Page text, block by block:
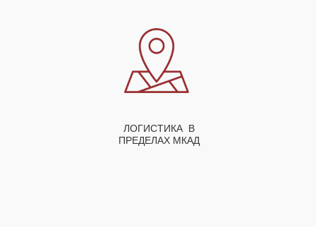
ЛОГИСТИКА В
ПРЕДЕЛАХ МКАД